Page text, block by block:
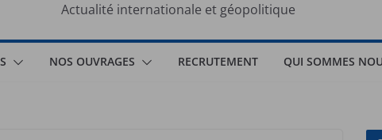
Actualité internationale et géopolitique
NOS OUVRAGES RECRUTEMENT QUI SOMMES